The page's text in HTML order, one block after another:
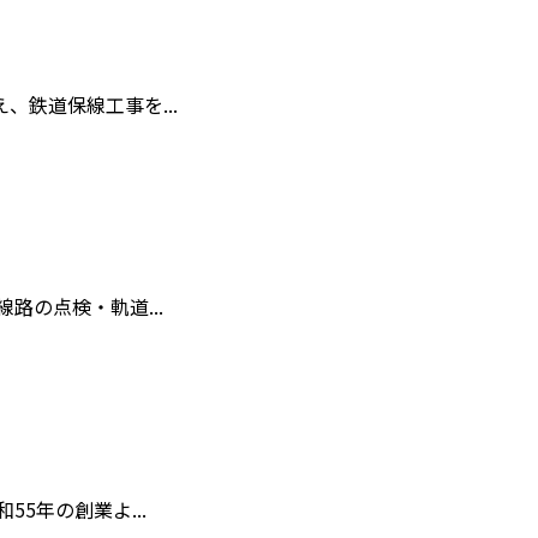
鉄道保線工事を...
路の点検・軌道...
55年の創業よ...